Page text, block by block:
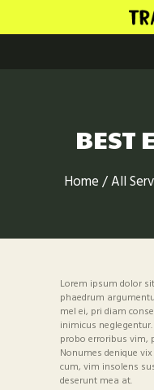
BEST
Home All
Lorem ipsum dolor
phaedrum
mel ei, pri diam
inimicus
probo erroribus vim,
Nonumes denique
cum, vim insolens
deserunt mea at.